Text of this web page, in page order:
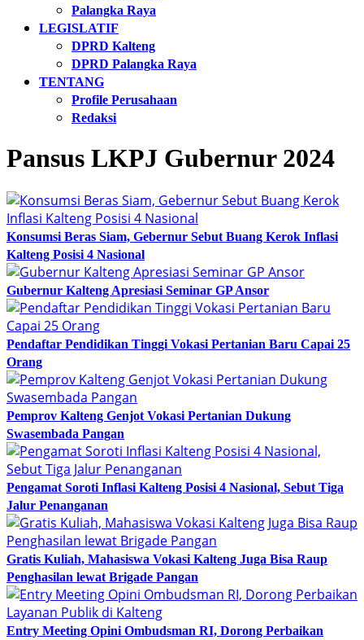
Palangka Raya
LEGISLATIF
DPRD Kalteng
DPRD Palangka Raya
TENTANG
Profile Perusahaan
Redaksi
Pansus LKPJ Gubernur 2024
Konsumsi Beras Siam, Gebernur Sebut Buang Kerok Inflasi
Kalteng Posisi 4 Nasional
Gubernur Kalteng Apresiasi Seminar GP Ansor
Pendaftar Pendidikan Tinggi Vokasi Pertanian Baru Capai 25
Orang
Pemprov Kalteng Genjot Vokasi Pertanian Dukung
Swasembada Pangan
Pengamat Soroti Inflasi Kalteng Posisi 4 Nasional, Sebut Tiga
Jalur Penanganan
Gratis Kuliah, Mahasiswa Vokasi Kalteng Juga Bisa Raup
Penghasilan lewat Brigade Pangan
Entry Meeting Opini Ombudsman RI, Dorong Perbaikan